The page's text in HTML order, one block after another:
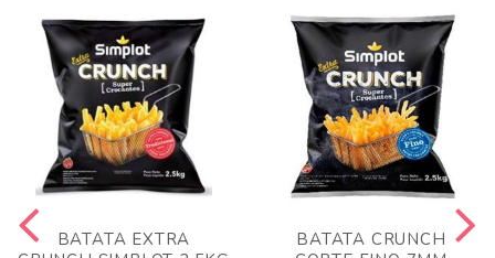
BATATA EXTRA
BATATA CRUNCH